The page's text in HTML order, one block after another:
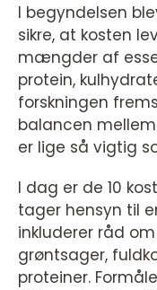
I begyndelsen
sikre, at kosten
mængder af
protein,
forskningen
balancen
er lige så vigtig
I dag er de 10
tager hensyn til
inkluderer råd
grøntsager,
proteiner.